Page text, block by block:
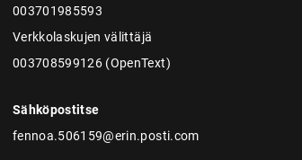
003701985593
Verkkolaskujen välittäjä
003708599126 (OpenText)
Sähköpostitse
fennoa.506159@erin.posti.com